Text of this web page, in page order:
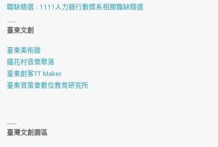
職缺精選 : 1111人力銀行數媒系相關職缺精選
臺東文創
臺東美術館
鐵花村音樂聚落
臺東創客TT Maker
臺東資策會數位教育研究所
臺灣文創園區